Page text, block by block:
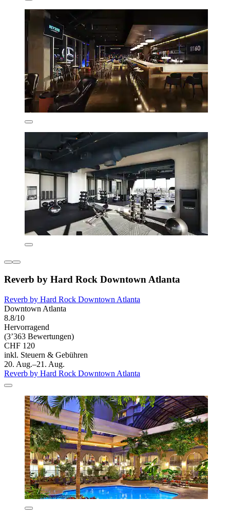
Reverb by Hard Rock Downtown Atlanta
Reverb by Hard Rock Downtown Atlanta
Downtown Atlanta
8.8/10
Hervorragend
(3’363 Bewertungen)
CHF 120
inkl. Steuern & Gebühren
20. Aug.–21. Aug.
Reverb by Hard Rock Downtown Atlanta